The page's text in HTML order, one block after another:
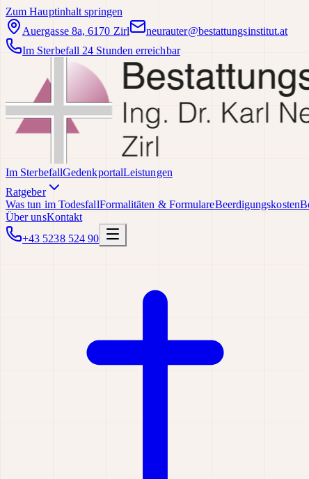
Zum Hauptinhalt springen
Auergasse 8a, 6170 Zirl
neurauter@bestattungsinstitut.at
Im Sterbefall 24 Stunden erreichbar
Im SterbefallGedenkportalLeistungen
Ratgeber
Was tun im TodesfallFormalitäten & FormulareBeerdigungskosten
Über unsKontakt
+43 5238 524 90